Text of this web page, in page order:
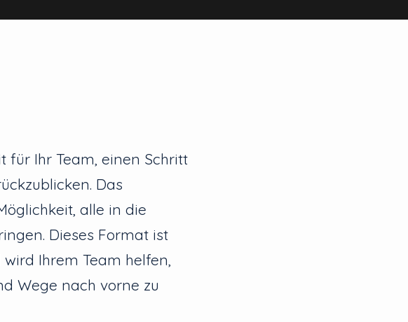
für Ihr Team, einen Schritt
Das
alle in die
Dieses Format ist
Ihrem Team helfen,
Wege nach vorne zu